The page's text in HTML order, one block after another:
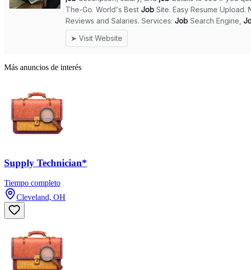
Más anuncios de interés
Supply Technician*
Tiempo completo
Cleveland, OH